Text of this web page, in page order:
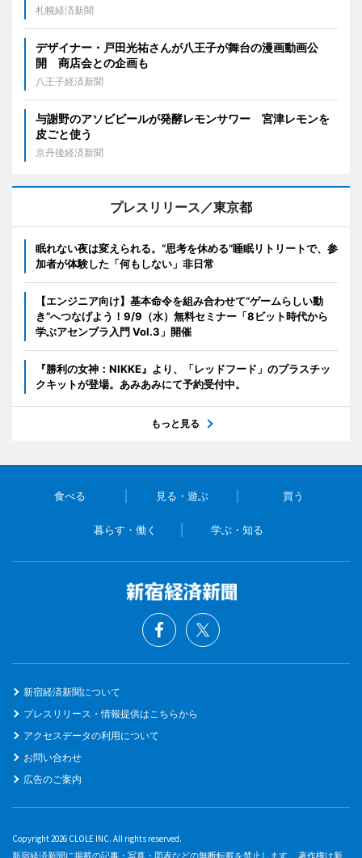
札幌経済新聞
デザイナー・戸田光祐さんが八王子が舞台の漫画動画公
開 商店会との企画も
八王子経済新聞
与謝野のアソビビールが発酵レモンサワー 宮津レモンを
皮ごと使う
京丹後経済新聞
プレスリリース／東京都
眠れない夜は変えられる。“思考を休める”睡眠リトリートで、参
加者が体験した「何もしない」非日常
【エンジニア向け】基本命令を組み合わせて“ゲームらしい動
き”へつなげよう！9/9（水）無料セミナー「8ビット時代から
学ぶアセンブラ入門 Vol.3」開催
『勝利の女神：NIKKE』より、「レッドフード」のプラスチッ
クキットが登場。あみあみにて予約受付中。
もっと見る
食べる 見る・遊ぶ 買う
暮らす・働く 学ぶ・知る
新宿経済新聞について
プレスリリース・情報提供はこちらから
アクセスデータの利用について
お問い合わせ
広告のご案内
Copyright 2026 CLOLE INC. All rights reserved.
新宿経済新聞に掲載の記事・写真・図表などの無断転載を禁止します。 著作権は新